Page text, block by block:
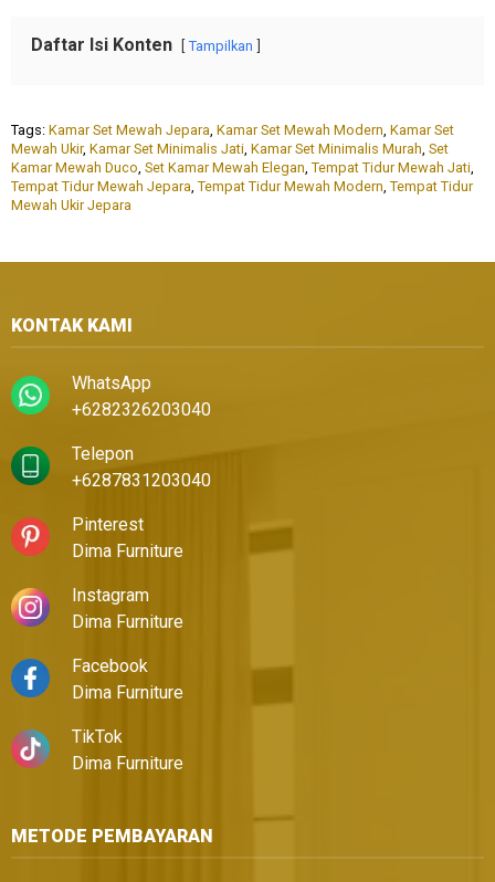
Daftar Isi Konten Tampilkan
Tags: Kamar Set Mewah Jepara, Kamar Set Mewah Modern, Kamar Set
Mewah Ukir, Kamar Set Minimalis Jati, Kamar Set Minimalis Murah, Set
Kamar Mewah Duco, Set Kamar Mewah Elegan, Tempat Tidur Mewah Jati,
Tempat Tidur Mewah Jepara, Tempat Tidur Mewah Modern, Tempat Tidur
Mewah Ukir Jepara
KONTAK KAMI
WhatsApp
+6282326203040
Telepon
+6287831203040
Pinterest
Dima Furniture
Instagram
Dima Furniture
Facebook
Dima Furniture
TikTok
Dima Furniture
METODE PEMBAYARAN